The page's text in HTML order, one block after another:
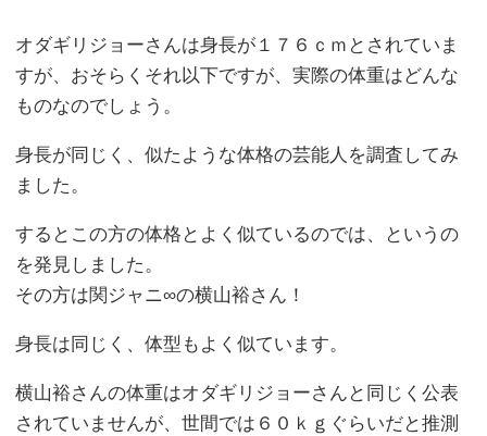
オダギリジョーさんは身長が１７６ｃｍとされていま
すが、おそらくそれ以下ですが、実際の体重はどんな
ものなのでしょう。
身長が同じく、似たような体格の芸能人を調査してみ
ました。
するとこの方の体格とよく似ているのでは、というの
を発見しました。
その方は関ジャニ∞の横山裕さん！
身長は同じく、体型もよく似ています。
横山裕さんの体重はオダギリジョーさんと同じく公表
されていませんが、世間では６０ｋｇぐらいだと推測